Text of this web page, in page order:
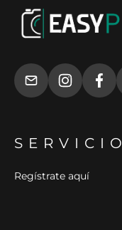
SERVICIO
Regístrate aquí